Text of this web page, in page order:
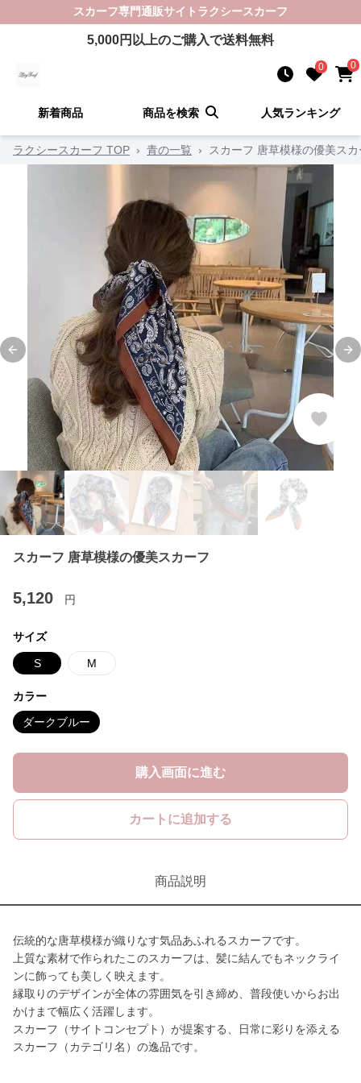
スカーフ専門通販サイト ラクシースカーフ
5,000円以上のご購入で送料無料
0 0
新着商品 商品を検索 人気ランキング
ラクシースカーフ TOP › 青の一覧 › スカーフ 唐草模様の優美ス
Previous slide
スカーフ 唐草模様の優美スカーフ
5,120 円
サイズ
S M
カラー
ダークブルー
購入画面に進む
カートに追加する
商品説明
伝統的な唐草模様が織りなす気品あふれるスカーフです。
上質な素材で作られたこのスカーフは、髪に結んでもネックライ
ンに飾っても美しく映えます。
縁取りのデザインが全体の雰囲気を引き締め、普段使いからお出
かけまで幅広く活躍します。
スカーフ（サイトコンセプト）が提案する、日常に彩りを添える
スカーフ（カテゴリ名）の逸品です。